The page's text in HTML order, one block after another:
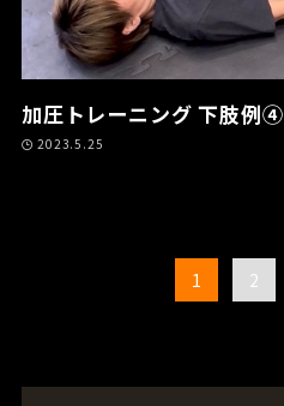
加圧トレーニング 下肢例④
2023.5.25
1 2